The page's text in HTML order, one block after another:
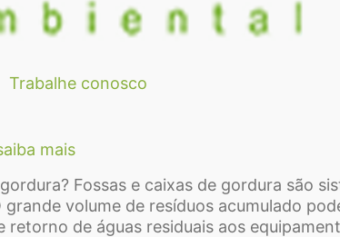
Trabalhe conosco
mais
Fossas e caixas de gordura são
volume de resíduos acumulado
de águas residuais aos